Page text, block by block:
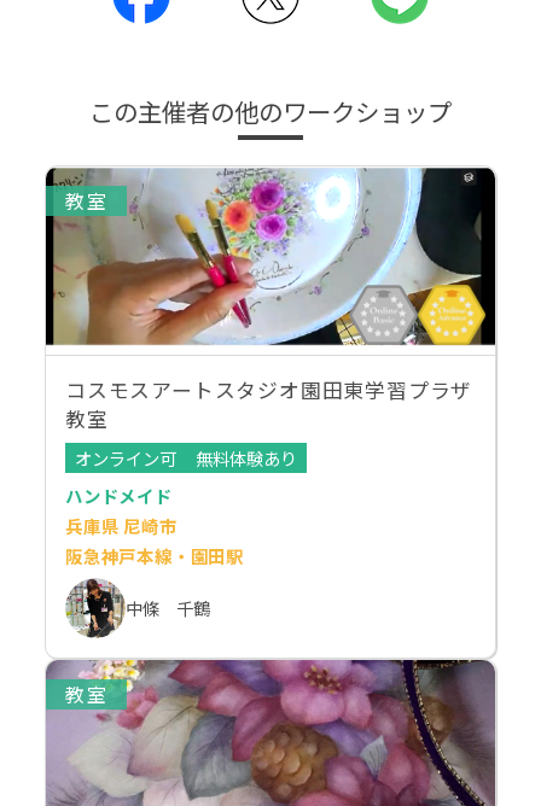
この主催者の他のワークショップ
教室
コスモスアートスタジオ園田東学習プラザ
教室
オンライン可
無料体験あり
ハンドメイド
兵庫県 尼崎市
阪急神戸本線・園田駅
中條 千鶴
教室